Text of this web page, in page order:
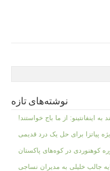
نوشته‌های تازه
به اینفانتینو: از ما باج خواستند!
پیاتزا برای حل یک درد قدیمی
کوهنوردی در کوه‌های پاکستان
جالب خلیلی به مدیران نساجی